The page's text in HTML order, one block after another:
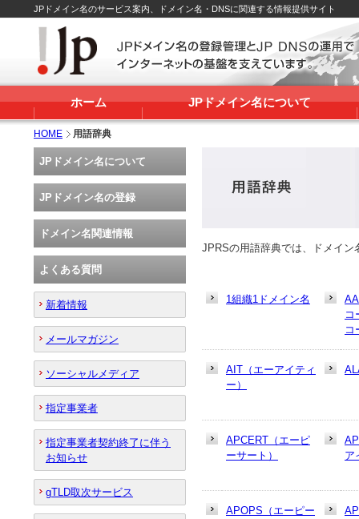
JPドメイン名のサービス案内、ドメイン名・DNSに関連する情報提供サイト
ホーム JPドメイン名について
HOME 用語辞典
JPRSの用語辞典では、ドメイ
1組織1ドメイン名
コ
コ
AIT（エーアイティ
ー）
APCERT（エーピ
ーサート）
ア
APOPS（エーピー
JPドメイン名について
JPドメイン名の登録
ドメイン名関連情報
よくある質問
新着情報
メールマガジン
ソーシャルメディア
指定事業者
指定事業者契約終了に伴う
お知らせ
gTLD取次サービス